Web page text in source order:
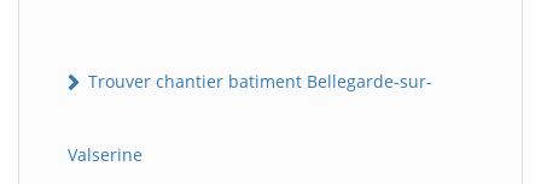
Trouver chantier batiment Bellegarde-sur-
Valserine